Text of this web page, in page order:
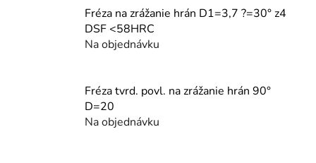
Fréza na zrážanie hrán D1=3,7 ?=30° z4
DSF <58HRC
Na objednávku
Fréza tvrd. povl. na zrážanie hrán 90°
D=20
Na objednávku